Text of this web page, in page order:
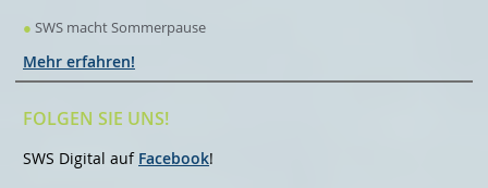
● SWS macht Sommerpause
Mehr erfahren!
FOLGEN SIE UNS!
SWS Digital auf Facebook!